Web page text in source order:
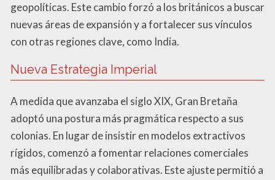
geopolíticas. Este cambio forzó a los británicos a buscar
nuevas áreas de expansión y a fortalecer sus vínculos
con otras regiones clave, como India.
Nueva Estrategia Imperial
A medida que avanzaba el siglo XIX, Gran Bretaña
adoptó una postura más pragmática respecto a sus
colonias. En lugar de insistir en modelos extractivos
rígidos, comenzó a fomentar relaciones comerciales
más equilibradas y colaborativas. Este ajuste permitió a